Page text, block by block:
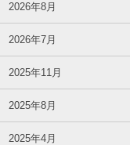
2026年8月
2026年7月
2025年11月
2025年8月
2025年4月